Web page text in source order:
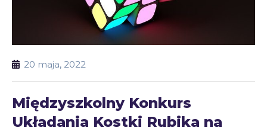
20 maja, 2022
Międzyszkolny Konkurs
Układania Kostki Rubika na